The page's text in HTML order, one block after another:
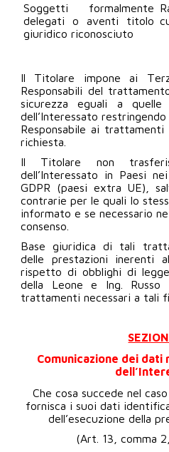
Soggetti formalmente
delegati o aventi titolo
giuridico riconosciuto
Il Titolare impone ai
Responsabili del
sicurezza eguali a
dell’Interessato
Responsabile ai trattamenti
richiesta.
Il Titolare non
dell’Interessato in Paesi
GDPR (paesi extra UE),
contrarie per le quali lo
informato e se necessario
consenso.
Base giuridica di tali
delle prestazioni inerenti
rispetto di obblighi di
della Leone e Ing.
trattamenti necessari a tali
Comunicazione dei dati
Che cosa succede nel
fornisca i suoi dati
dell’esecuzione della
(Art. 13, comma